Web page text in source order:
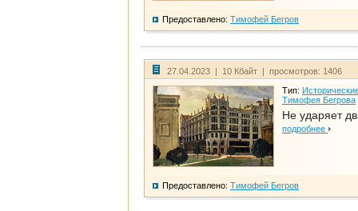
Предоставлено: Тимофей Бегров
27.04.2023 | 10 Кбайт | просмотров: 1406
Тип:
Тимофея Бегрова
Не ударяет
подробнее
Предоставлено: Тимофей Бегров